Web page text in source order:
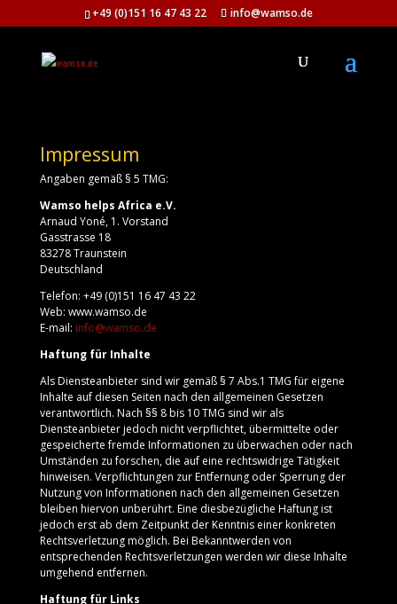
+49 (0)151 16 47 43 22 info@wamso.de
Impressum
Angaben gemäß § 5 TMG:
Wamso helps Africa e.V.
Arnaud Yoné, 1. Vorstand
Gasstrasse 18
83278 Traunstein
Deutschland
Telefon: +49 (0)151 16 47 43 22
Web: www.wamso.de
E-mail: info@wamso.de
Haftung für Inhalte
Als Diensteanbieter sind wir gemäß § 7 Abs.1 TMG für eigene
Inhalte auf diesen Seiten nach den allgemeinen Gesetzen
verantwortlich. Nach §§ 8 bis 10 TMG sind wir als
Diensteanbieter jedoch nicht verpflichtet, übermittelte oder
gespeicherte fremde Informationen zu überwachen oder nach
Umständen zu forschen, die auf eine rechtswidrige Tätigkeit
hinweisen. Verpflichtungen zur Entfernung oder Sperrung der
Nutzung von Informationen nach den allgemeinen Gesetzen
bleiben hiervon unberührt. Eine diesbezügliche Haftung ist
jedoch erst ab dem Zeitpunkt der Kenntnis einer konkreten
Rechtsverletzung möglich. Bei Bekanntwerden von
entsprechenden Rechtsverletzungen werden wir diese Inhalte
umgehend entfernen.
Haftung für Links